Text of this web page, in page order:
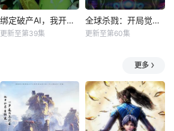
绑定破产AI，我开局氪成大神动态漫
更新至第39集
全球杀戮：开局觉醒SSS级天赋动态漫
更新至第60集
更多